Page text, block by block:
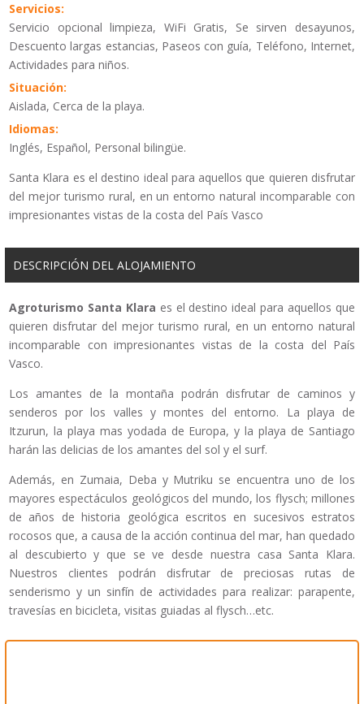
Servicios:
Servicio opcional limpieza, WiFi Gratis, Se sirven desayunos,
Descuento largas estancias, Paseos con guía, Teléfono, Internet,
Actividades para niños.
Situación:
Aislada, Cerca de la playa.
Idiomas:
Inglés, Español, Personal bilingüe.
Santa Klara es el destino ideal para aquellos que quieren disfrutar
del mejor turismo rural, en un entorno natural incomparable con
impresionantes vistas de la costa del País Vasco
DESCRIPCIÓN DEL ALOJAMIENTO
Agroturismo Santa Klara es el destino ideal para aquellos que
quieren disfrutar del mejor turismo rural, en un entorno natural
incomparable con impresionantes vistas de la costa del País
Vasco.
Los amantes de la montaña podrán disfrutar de caminos y
senderos por los valles y montes del entorno. La playa de
Itzurun, la playa mas yodada de Europa, y la playa de Santiago
harán las delicias de los amantes del sol y el surf.
Además, en Zumaia, Deba y Mutriku se encuentra uno de los
mayores espectáculos geológicos del mundo, los flysch; millones
de años de historia geológica escritos en sucesivos estratos
rocosos que, a causa de la acción continua del mar, han quedado
al descubierto y que se ve desde nuestra casa Santa Klara.
Nuestros clientes podrán disfrutar de preciosas rutas de
senderismo y un sinfín de actividades para realizar: parapente,
travesías en bicicleta, visitas guiadas al flysch…etc.